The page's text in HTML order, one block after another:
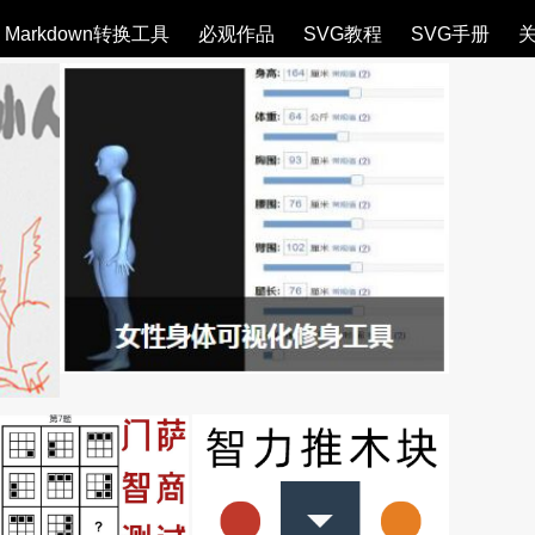
Markdown转换工具 必观作品 SVG教程 SVG手册